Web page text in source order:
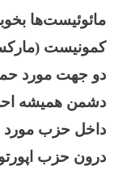
مائوئیست‌ها
کمونیست
دو جهت مورد
دشمن همیشه
داخل حزب مورد
درون حزب